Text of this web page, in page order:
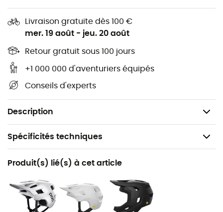
Livraison gratuite dès 100 €
mer. 19 août - jeu. 20 août
Retour gratuit sous 100 jours
+1 000 000 d'aventuriers équipés
Conseils d'experts
Description
utilisés pour le freinage offrent une adhérence et
un contrôle supplémentaires
poignet facilite l'enfilage et le retrait des gants
Essuie-nez en éponge sur le pouce
Un tissu en maille léger et respirant avec un stretch
quadridirectionnel sur le dos de la main améliore
le confort
Spécificités techniques
Recommandé pour
VTT / Vélo
Genre
Homme / Femme
Produit(s) lié(s) à cet article